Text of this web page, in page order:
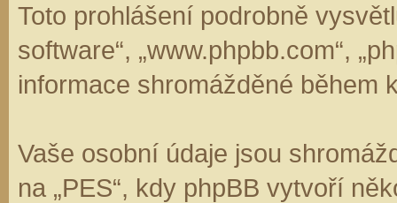
Toto prohlášení podrobně
software“, „www.phpbb.com“,
informace shromážděné během
Vaše osobní údaje jsou
na „PES“, kdy phpBB vytvoří